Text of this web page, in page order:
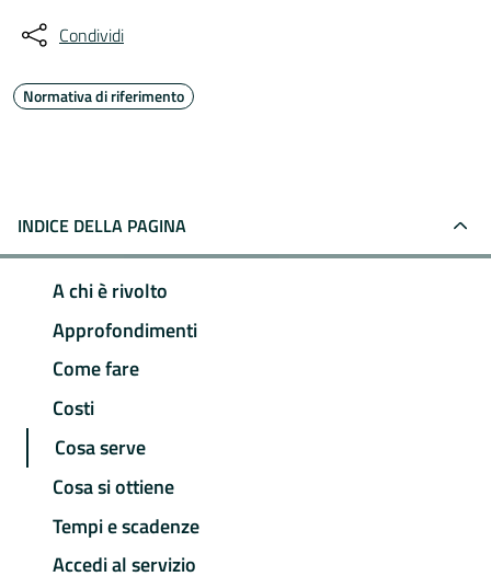
Condividi
Normativa di riferimento
INDICE DELLA PAGINA
A chi è rivolto
Approfondimenti
Come fare
Costi
Cosa serve
Cosa si ottiene
Tempi e scadenze
Accedi al servizio